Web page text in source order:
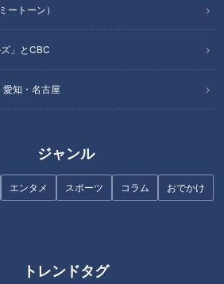
ートーン）
」とCBC
知・名古屋
ジャンル
エンタメ スポーツ コラム おでかけ
トレンドタグ
けたときの救命処置
ンツ
、一時的にかゆみを痛みで紛らわす事